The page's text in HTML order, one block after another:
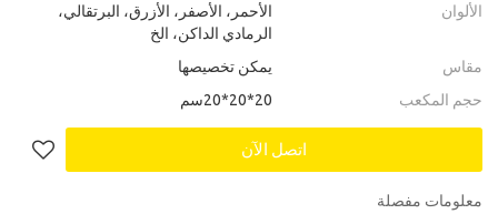
الألوان
الأحمر، الأصفر، الأزرق، البرتقالي،
الرمادي الداكن، الخ
مقاس
يمكن تخصيصها
حجم المكعب
20*20*20سم
اتصل الآن
معلومات مفصلة